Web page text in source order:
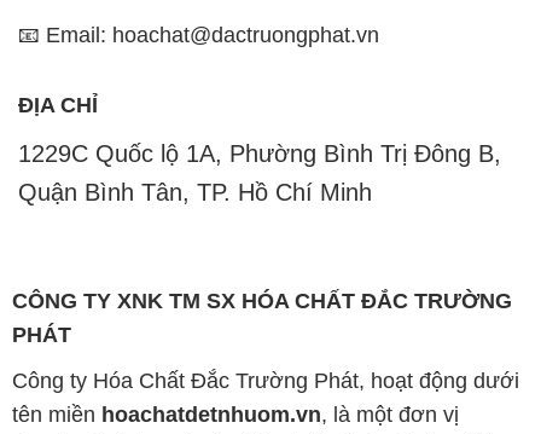
📧 Email: hoachat@dactruongphat.vn
ĐỊA CHỈ
1229C Quốc lộ 1A, Phường Bình Trị Đông B,
Quận Bình Tân, TP. Hồ Chí Minh
CÔNG TY XNK TM SX HÓA CHẤT ĐẮC TRƯỜNG
PHÁT
Công ty Hóa Chất Đắc Trường Phát, hoạt động dưới
tên miền hoachatdetnhuom.vn, là một đơn vị